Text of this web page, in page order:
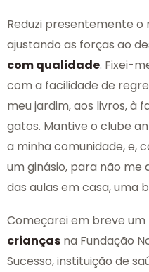
Reduzi presentemente o
ajustando as forças ao
com qualidade. Fixei-
com a facilidade de
meu jardim, aos livros, à
gatos. Mantive o clube
a minha comunidade, e,
um ginásio, para não
das aulas em casa, uma
Começarei em breve um
crianças na Fundação
Sucesso, instituição de